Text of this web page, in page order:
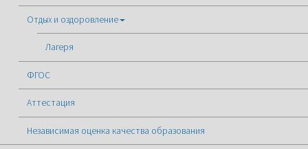
Отдых и оздоровление
Лагеря
ФГОС
Аттестация
Независимая оценка качества образования